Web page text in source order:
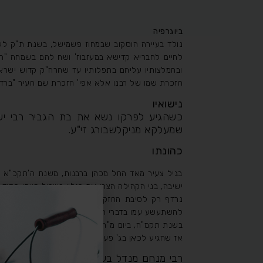
ביוגרפיה
נולד בעיירה הוסקוב שבמחוז פשמישל, בשנת ת"ק
לחיים לחבריא קדישא במעזבוז' ושח להם בשמחה
ובהמלצותיו עליהם בתפלותיו עד שהרה"ק קדוש
הזכרת שמו של רבנו אלא אפי' הזכרת שם העיר
נישואיו
כשהגיע לפרקו נשא את בת הגביר רבי
שמעלקא מניקלשבורג זי"ע.
כהונתו
בגיל צעיר מאד החל מכהן ברבנות, משנת
ישיבה, בני הקהילה הצרו את רגליו בשביל היותו
נרדף רק לסיבת החזקתו בשיטת החסידות סבל
להשתעשע עמו בדברי תורה, וכ"ז הוסיף אף וחימה
בשנת תקמ"ה, ביום מ"ה לספירה (ספירת העומר)
אז שהגיע לכאן בג' פעמים מ"ה, בן מ"ה שנים, ביום
רבי מנחם מנדל בעל הצמח צדק זי"ע